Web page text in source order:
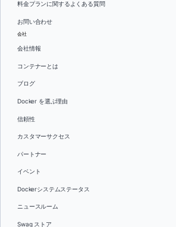
料金プランに関するよくある質問
お問い合わせ
会社
会社情報
コンテナーとは
ブログ
Docker を選ぶ理由
信頼性
カスタマーサクセス
パートナー
イベント
Dockerシステムステータス
ニュースルーム
Swag ストア